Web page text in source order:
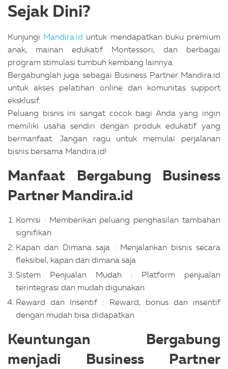
Sejak Dini?
Kunjungi Mandira.id untuk mendapatkan buku premium
anak, mainan edukatif Montessori, dan berbagai
program stimulasi tumbuh kembang lainnya.
Bergabunglah juga sebagai Business Partner Mandira.id
untuk akses pelatihan online dan komunitas support
eksklusif.
Peluang bisnis ini sangat cocok bagi Anda yang ingin
memiliki usaha sendiri dengan produk edukatif yang
bermanfaat. Jangan ragu untuk memulai perjalanan
bisnis bersama Mandira.id!
Manfaat Bergabung Business
Partner Mandira.id
Komisi : Memberikan peluang penghasilan tambahan
signifikan
Kapan dan Dimana saja : Menjalankan bisnis secara
fleksibel, kapan dan dimana saja
Sistem Penjualan Mudah : Platform penjualan
terintegrasi dan mudah digunakan
Reward dan Insentif : Reward, bonus dan insentif
dengan mudah bisa didapatkan
Keuntungan Bergabung
menjadi Business Partner